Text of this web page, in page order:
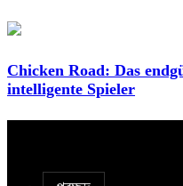
Chicken Road: Das
intelligente Spieler